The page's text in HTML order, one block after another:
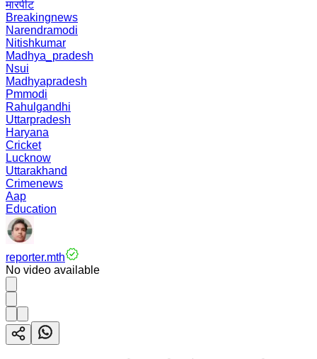
मारपीट
Breakingnews
Narendramodi
Nitishkumar
Madhya_pradesh
Nsui
Madhyapradesh
Pmmodi
Rahulgandhi
Uttarpradesh
Haryana
Cricket
Lucknow
Uttarakhand
Crimenews
Aap
Education
reporter.mth
No video available